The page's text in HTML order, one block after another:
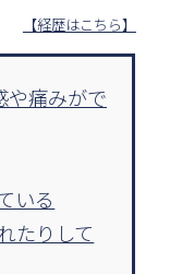
【経歴はこちら】
や痛みがで
いる
たりして